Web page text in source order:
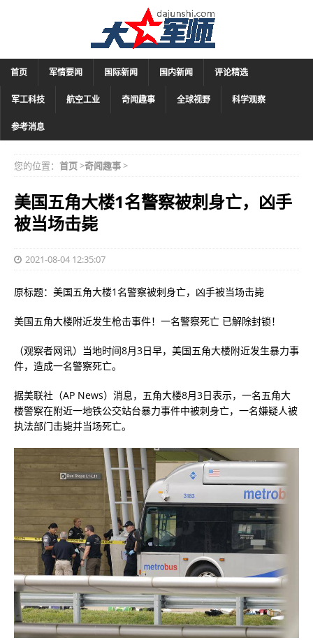
首页 军情要闻 国际新闻 国内新闻 评论精选
军工科技 航空工业 奇闻趣事 全球视野 科学观察
参考消息
您的位置： 首页>奇闻趣事>
美国五角大楼1名警察被刺身亡，凶手
被当场击毙
2021-08-04 12:35:07
原标题：美国五角大楼1名警察被刺身亡，凶手被当场击毙
美国五角大楼附近发生枪击事件！一名警察死亡 已解除封锁！
（观察者网讯）当地时间8月3日早，美国五角大楼附近发生暴力事
件，造成一名警察死亡。
据美联社（AP News）消息，五角大楼8月3日表示，一名五角大
楼警察在附近一地铁公交站台暴力事件中被刺身亡，一名嫌疑人被
执法部门击毙并当场死亡。